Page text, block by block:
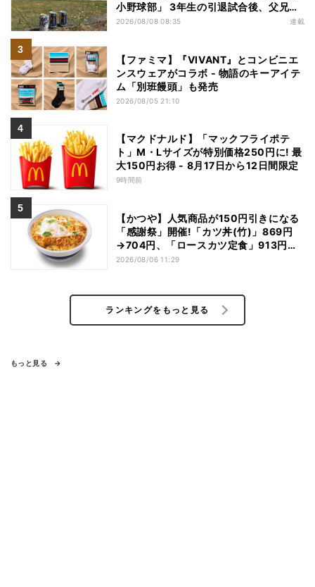
小野球部」 3年生の引退試合後、父兄
が“現場”で取り出したのは……
2026/08/08 08:35 連載
【ファミマ】『VIVANT』とコンビニエ
ンスウェアがコラボ - 物語のキーアイテ
ム「別班饅頭」も発売
2026/08/05 21:10
【マクドナルド】「マックフライポテ
ト」M・Lサイズが特別価格250円に! 最
大150円お得 - 8月17日から12日間限定
9時間前
【かつや】人気商品が150円引きになる
「感謝祭」開催!「カツ丼(竹)」869円
→704円、「ロースカツ定食」913円
→748円に - 8日間限定
2026/08/06 11:29
ランキングをもっと見る
もっと見る